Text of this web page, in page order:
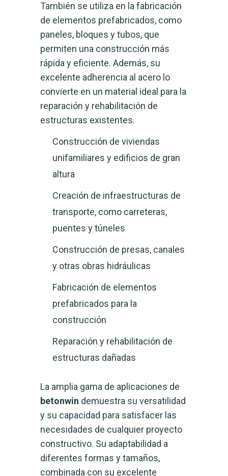
También se utiliza en la fabricación
de elementos prefabricados, como
paneles, bloques y tubos, que
permiten una construcción más
rápida y eficiente. Además, su
excelente adherencia al acero lo
convierte en un material ideal para la
reparación y rehabilitación de
estructuras existentes.
Construcción de viviendas
unifamiliares y edificios de gran
altura
Creación de infraestructuras de
transporte, como carreteras,
puentes y túneles
Construcción de presas, canales
y otras obras hidráulicas
Fabricación de elementos
prefabricados para la
construcción
Reparación y rehabilitación de
estructuras dañadas
La amplia gama de aplicaciones de
betonwin demuestra su versatilidad
y su capacidad para satisfacer las
necesidades de cualquier proyecto
constructivo. Su adaptabilidad a
diferentes formas y tamaños,
combinada con su excelente